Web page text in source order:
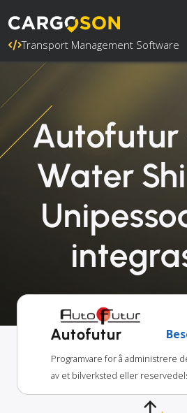
Transport Management Software
Autofutur
Water
Autofutur
Programvare for å administrere
av et bilverksted eller